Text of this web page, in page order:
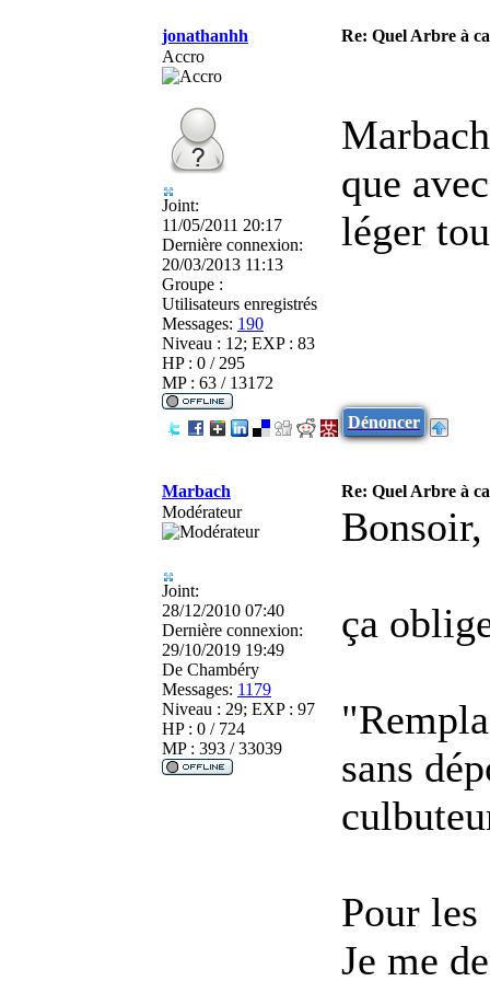
jonathanhh
Re: Quel Arbre à
Accro
Joint:
11/05/2011 20:17
Dernière connexion:
20/03/2013 11:13
Groupe :
Utilisateurs enregistrés
Messages: 190
Niveau : 12; EXP : 83
HP : 0 / 295
MP : 63 / 13172
que
léger
Dénoncer
Marbach
Re: Quel Arbre à
Modérateur
Joint:
28/12/2010 07:40
Dernière connexion:
29/10/2019 19:49
De Chambéry
Messages: 1179
Niveau : 29; EXP : 97
HP : 0 / 724
MP : 393 / 33039
ça
sans
Pour
Je me